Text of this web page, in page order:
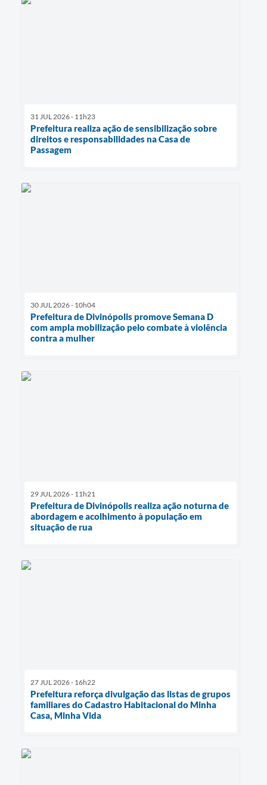
31 JUL 2026 - 11h23
Prefeitura realiza ação de sensibilização sobre
direitos e responsabilidades na Casa de
Passagem
30 JUL 2026 - 10h04
Prefeitura de Divinópolis promove Semana D
com ampla mobilização pelo combate à violência
contra a mulher
29 JUL 2026 - 11h21
Prefeitura de Divinópolis realiza ação noturna de
abordagem e acolhimento à população em
situação de rua
27 JUL 2026 - 16h22
Prefeitura reforça divulgação das listas de grupos
familiares do Cadastro Habitacional do Minha
Casa, Minha Vida